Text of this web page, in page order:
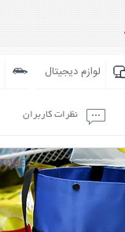
لوازم دیجیتال
نظرات کاربران